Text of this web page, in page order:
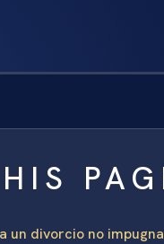
un divorcio no